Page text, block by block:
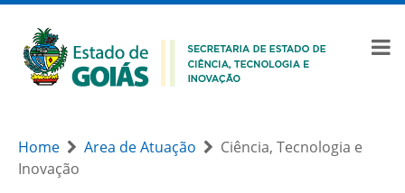
Home Area de Atuação
Ciência, Tecnologia e
Inovação